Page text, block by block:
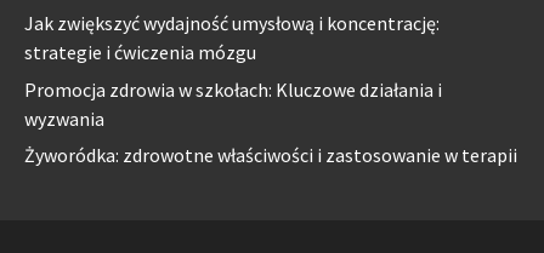
Jak zwiększyć wydajność umysłową i koncentrację:
strategie i ćwiczenia mózgu
Promocja zdrowia w szkołach: Kluczowe działania i
wyzwania
Żyworódka: zdrowotne właściwości i zastosowanie w terapii